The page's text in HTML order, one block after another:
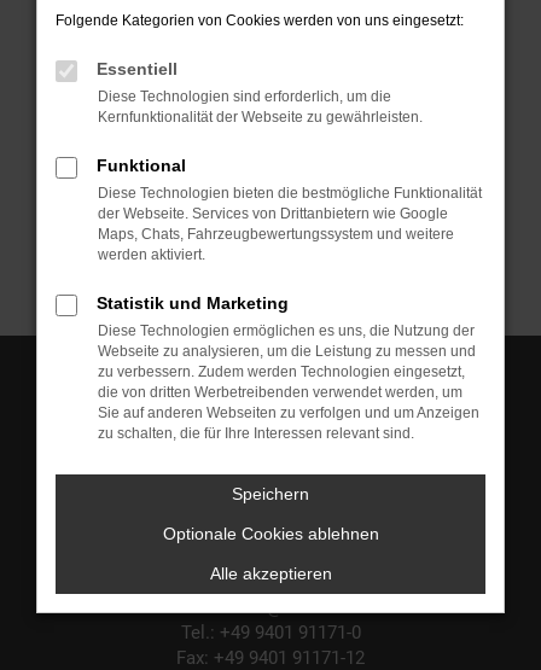
Traunreuter Straße 16
DE-93073 Neutraubling
E-Mail: info@audaris.de
Tel.: +49 9401 91171-0
Fax: +49 9401 91171-12
Folgende Kategorien von Cookies werden von uns eingesetzt:
Essentiell
Diese Technologien sind erforderlich, um die
Kernfunktionalität der Webseite zu gewährleisten.
Funktional
Diese Technologien bieten die bestmögliche Funktionalität
der Webseite. Services von Drittanbietern wie Google
Maps, Chats, Fahrzeugbewertungssystem und weitere
werden aktiviert.
Statistik und Marketing
Diese Technologien ermöglichen es uns, die Nutzung der
Webseite zu analysieren, um die Leistung zu messen und
zu verbessern. Zudem werden Technologien eingesetzt,
die von dritten Werbetreibenden verwendet werden, um
Sie auf anderen Webseiten zu verfolgen und um Anzeigen
zu schalten, die für Ihre Interessen relevant sind.
Speichern
Optionale Cookies ablehnen
Alle akzeptieren